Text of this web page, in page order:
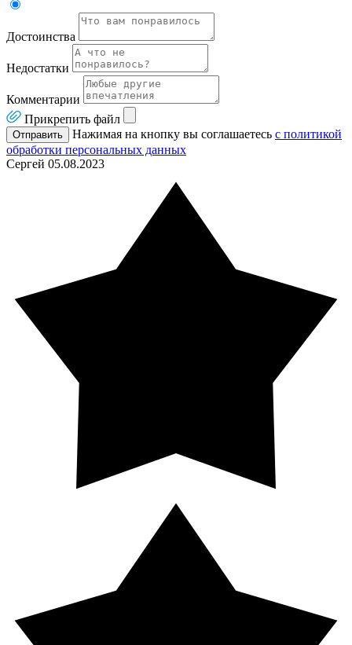
Достоинства
Недостатки
Комментарии
Прикрепить файл
Отправить Нажимая на кнопку вы соглашаетесь с политикой
обработки персональных данных
Сергей 05.08.2023